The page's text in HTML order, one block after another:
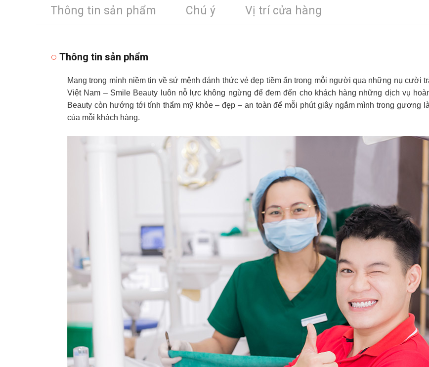
Thông tin sản phẩm Chú ý Vị trí cửa hàng
Thông tin sản phẩm
Mang trong mình niềm tin về sứ mệnh đánh thức vẻ đẹp tiềm ẩn trong mỗi người qua những nụ cười
Việt Nam – Smile Beauty luôn nỗ lực không ngừng để đem đến cho khách hàng những dịch vụ
Beauty còn hướng tới tính thẩm mỹ khỏe – đẹp – an toàn để mỗi phút giây ngắm mình trong gương
của mỗi khách hàng.